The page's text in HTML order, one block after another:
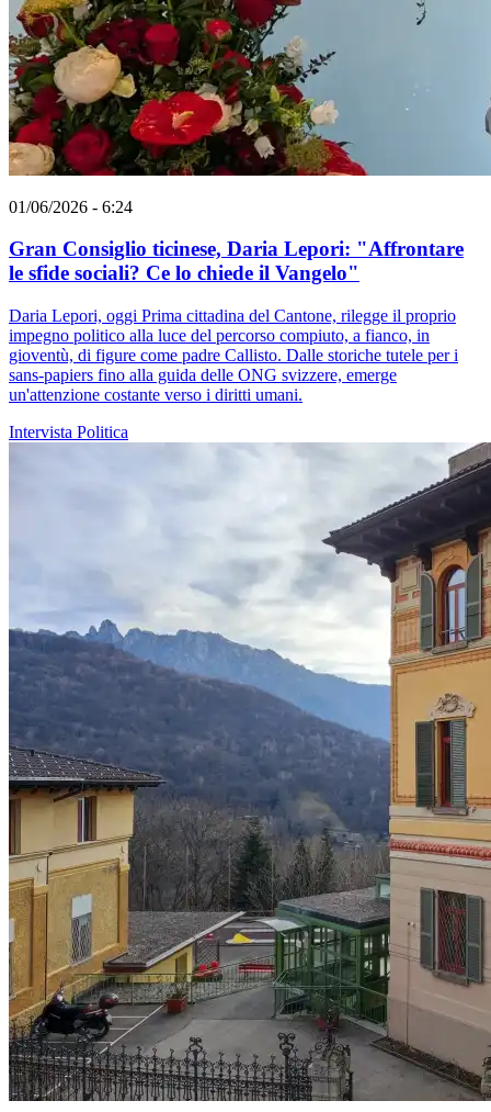
01/06/2026 - 6:24
Gran Consiglio ticinese, Daria Lepori: "Affrontare
le sfide sociali? Ce lo chiede il Vangelo"
Daria Lepori, oggi Prima cittadina del Cantone, rilegge il proprio
impegno politico alla luce del percorso compiuto, a fianco, in
gioventù, di figure come padre Callisto. Dalle storiche tutele per i
sans-papiers fino alla guida delle ONG svizzere, emerge
un'attenzione costante verso i diritti umani.
Intervista Politica